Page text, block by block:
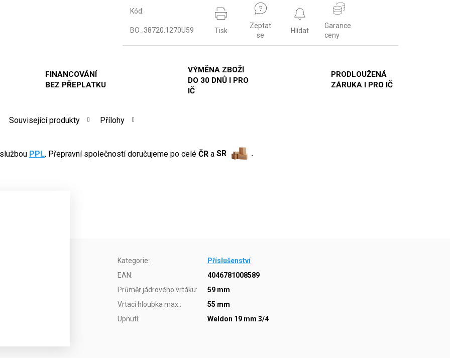
Kód:
BO_38720.1270U59 Tisk
Zeptat
se
Hlídat
Garance
ceny
FINANCOVÁNÍ
BEZ PŘEPLATKU
VÝMĚNA ZBOŽÍ
DO 30 DNŮ I PRO
IČ
PRODLOUŽENÁ
ZÁRUKA I PRO IČ
Související produkty Přílohy
PPL. Přepravní společností doručujeme po celé ČR a SR .
Kategorie:
Příslušenství
EAN:
4046781008589
Průměr jádrového vrtáku:
59 mm
Vrtací hloubka max.:
55 mm
Upnutí: Weldon 19 mm 3/4